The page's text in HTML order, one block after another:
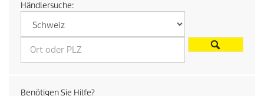
e
i
s
d
Händlersuche:
Benötigen Sie Hilfe?